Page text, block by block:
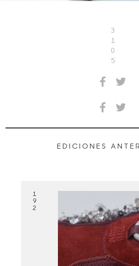
3
1
0
5
EDICIONES
1
9
2